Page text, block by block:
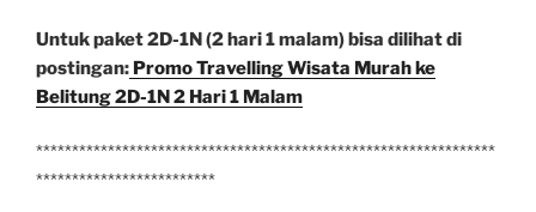
Untuk paket 2D-1N (2 hari 1 malam) bisa dilihat di
postingan: Promo Travelling Wisata Murah ke
Belitung 2D-1N 2 Hari 1 Malam
****************************************************************
*************************